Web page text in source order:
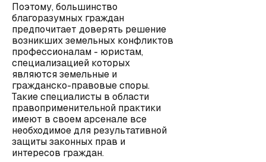
Поэтому, большинство
благоразумных граждан
предпочитает доверять решение
возникших земельных конфликтов
профессионалам - юристам,
специализацией которых
являются земельные и
гражданско-правовые споры.
Такие специалисты в области
правоприменительной практики
имеют в своем арсенале все
необходимое для результативной
защиты законных прав и
интересов граждан.